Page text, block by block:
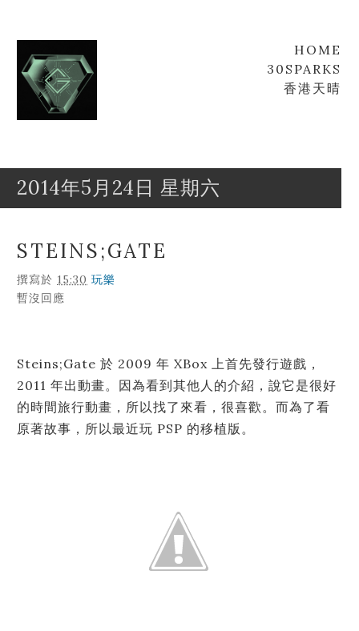
Goofyz
HOME
30SPARKS
香港天晴
2014年5月24日 星期六
STEINS;GATE
撰寫於 15:30 玩樂
暫沒回應
Steins;Gate 於 2009 年 XBox 上首先發行遊戲，
2011 年出動畫。因為看到其他人的介紹，說它是很好
的時間旅行動畫，所以找了來看，很喜歡。而為了看
原著故事，所以最近玩 PSP 的移植版。